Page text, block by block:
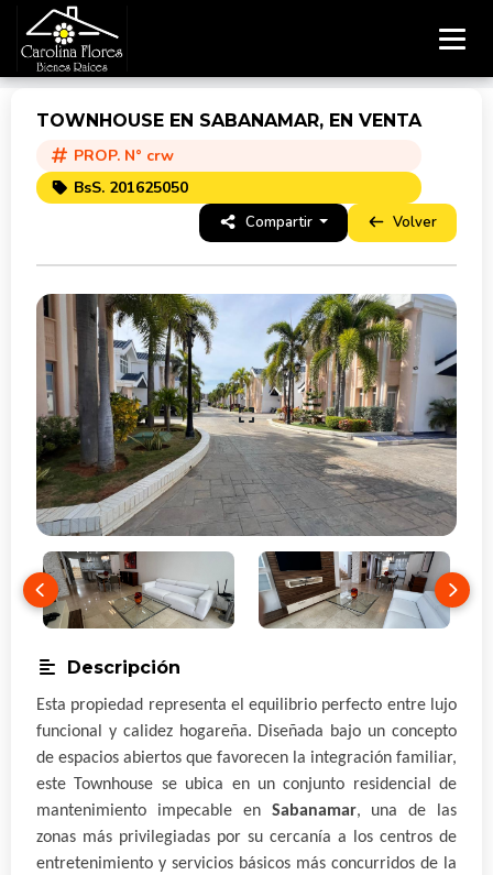
TOWNHOUSE EN SABANAMAR, EN VENTA
PROP. N° crw
BsS. 201625050
Compartir Volver
Descripción
Esta propiedad representa el equilibrio perfecto entre lujo
funcional y calidez hogareña. Diseñada bajo un concepto
de espacios abiertos que favorecen la integración familiar,
este Townhouse se ubica en un conjunto residencial de
mantenimiento impecable en Sabanamar, una de las
zonas más privilegiadas por su cercanía a los centros de
entretenimiento y servicios básicos más concurridos de la